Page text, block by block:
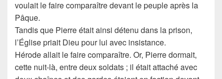
voulait le faire comparaître devant le peuple après la
Pâque.
Tandis que Pierre était ainsi détenu dans la prison,
l’Église priait Dieu pour lui avec insistance.
Hérode allait le faire comparaître. Or, Pierre dormait,
cette nuit-là, entre deux soldats ; il était attaché avec